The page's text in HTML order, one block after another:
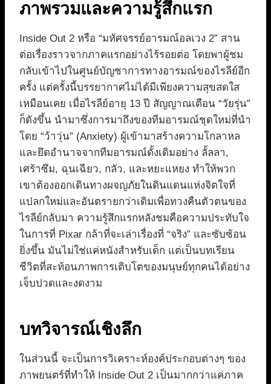
ภาพรวมและความรู้สึกแรก
Inside Out 2 หรือ “มหัศจรรย์อารมณ์อลเวง 2” สาน
ต่อเรื่องราวจากภาคแรกอย่างไร้รอยต่อ โดยพาผู้ชม
กลับเข้าไปในศูนย์บัญชาการทางอารมณ์ของไรลีย์อีก
ครั้ง แต่ครั้งนี้บรรยากาศไม่ได้มีเพียงความสุขสดใส
เหมือนเคย เมื่อไรลีย์อายุ 13 ปี สัญญาณเตือน “วัยรุ่น”
ก็ดังขึ้น นำมาซึ่งการมาถึงของทีมอารมณ์ชุดใหม่ที่นำ
โดย “ว้าวุ่น” (Anxiety) ผู้เข้ามาสร้างความโกลาหล
และยึดอำนาจจากทีมอารมณ์ดั้งเดิมอย่าง ลั้ลลา,
เศร้าซึม, ฉุนเฉียว, กลัว, และหยะแหยง ทำให้พวก
เขาต้องออกเดินทางผจญภัยในดินแดนแห่งจิตใจที่
แปลกใหม่และอันตรายกว่าเดิมเพื่อทวงคืนตัวตนของ
ไรลีย์กลับมา ความรู้สึกแรกหลังชมคือความประทับใจ
ในการที่ Pixar กล้าที่จะเล่าเรื่องที่ “จริง” และซับซ้อน
ยิ่งขึ้น มันไม่ใช่แค่หนังสำหรับเด็ก แต่เป็นบทเรียน
ชีวิตที่สะท้อนภาพการเติบโตของมนุษย์ทุกคนได้อย่าง
เจ็บปวดและงดงาม
บทวิจารณ์เชิงลึก
ในส่วนนี้ จะเป็นการวิเคราะห์องค์ประกอบต่างๆ ของ
ภาพยนตร์ที่ทำให้ Inside Out 2 เป็นมากกว่าแค่ภาค